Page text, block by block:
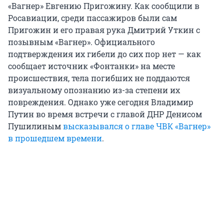
«Вагнер» Евгению Пригожину. Как сообщили в
Росавиации, среди пассажиров были сам
Пригожин и его правая рука Дмитрий Уткин с
позывным «Вагнер». Официального
подтверждения их гибели до сих пор нет — как
сообщает источник «Фонтанки» на месте
происшествия, тела погибших не поддаются
визуальному опознанию из-за степени их
повреждения. Однако уже сегодня Владимир
Путин во время встречи с главой ДНР Денисом
Пушилинымвысказывался о главе ЧВК «Вагнер»
в прошедшем времени.